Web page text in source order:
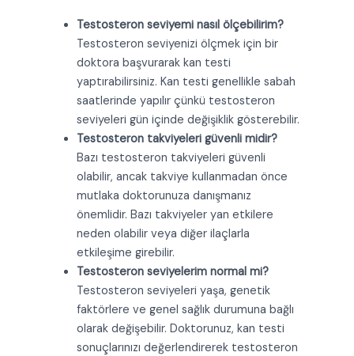
Testosteron seviyemi nasıl ölçebilirim?
Testosteron seviyenizi ölçmek için bir
doktora başvurarak kan testi
yaptırabilirsiniz. Kan testi genellikle sabah
saatlerinde yapılır çünkü testosteron
seviyeleri gün içinde değişiklik gösterebilir.
Testosteron takviyeleri güvenli midir?
Bazı testosteron takviyeleri güvenli
olabilir, ancak takviye kullanmadan önce
mutlaka doktorunuza danışmanız
önemlidir. Bazı takviyeler yan etkilere
neden olabilir veya diğer ilaçlarla
etkileşime girebilir.
Testosteron seviyelerim normal mi?
Testosteron seviyeleri yaşa, genetik
faktörlere ve genel sağlık durumuna bağlı
olarak değişebilir. Doktorunuz, kan testi
sonuçlarınızı değerlendirerek testosteron